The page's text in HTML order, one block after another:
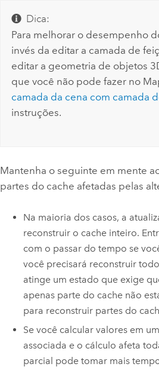
Dica:
Para melhorar o desempenho
invés da editar a camada de
editar a geometria de objetos
que você não pode fazer no
camada da cena com camada
instruções.
Mantenha o seguinte em mente
partes do cache afetadas pelas
Na maioria dos casos, a
reconstruir o cache inteiro.
com o passar do tempo se
você precisará reconstruir
atinge um estado que exige
apenas parte do cache não
para reconstruir partes do
Se você calcular valores em
associada e o cálculo afeta
parcial pode tomar mais